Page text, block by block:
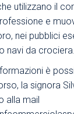
utilizzano il
e
nei pubblici
navi da crociera.
è
la signora
alla mail